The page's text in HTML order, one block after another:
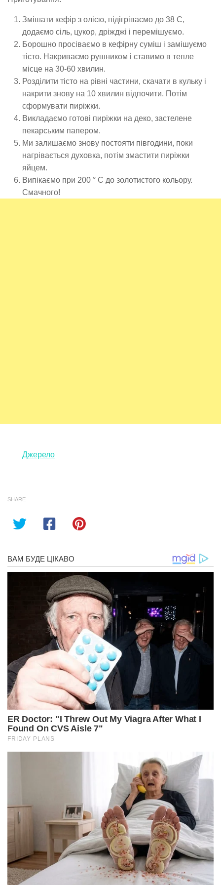
Змішати кефір з олією, підігріваємо до 38 С,
додаємо сіль, цукор, дріжджі і перемішуємо.
Борошно просіваємо в кефірну суміш і замішуємо
тісто. Накриваємо рушником і ставимо в тепле
місце на 30-60 хвилин.
Розділити тісто на рівні частини, скачати в кульку і
накрити знову на 10 хвилин відпочити. Потім
сформувати пиріжки.
Викладаємо готові пиріжки на деко, застелене
пекарським папером.
Ми залишаємо знову постояти півгодини, поки
нагрівається духовка, потім змастити пиріжки
яйцем.
Випікаємо при 200 ° C до золотистого кольору.
Смачного!
Джерело
SHARE